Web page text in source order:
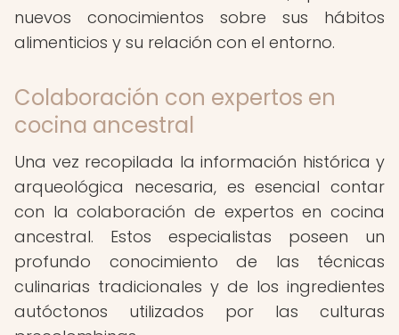
nuevos conocimientos sobre sus hábitos
alimenticios y su relación con el entorno.
Colaboración con expertos en
cocina ancestral
Una vez recopilada la información histórica y
arqueológica necesaria, es esencial contar
con la colaboración de expertos en cocina
ancestral. Estos especialistas poseen un
profundo conocimiento de las técnicas
culinarias tradicionales y de los ingredientes
autóctonos utilizados por las culturas